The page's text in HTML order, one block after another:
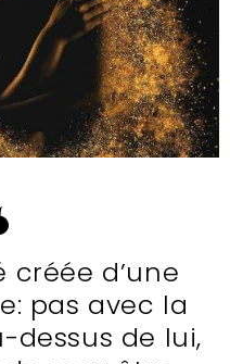
créée d’une
pas avec la
dessus de lui,